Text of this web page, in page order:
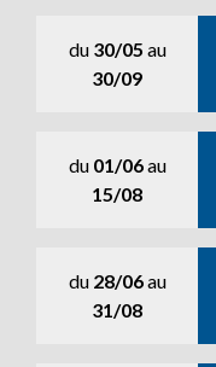
du 30/05 au
30/09
du 01/06au
15/08
du 28/06au
31/08